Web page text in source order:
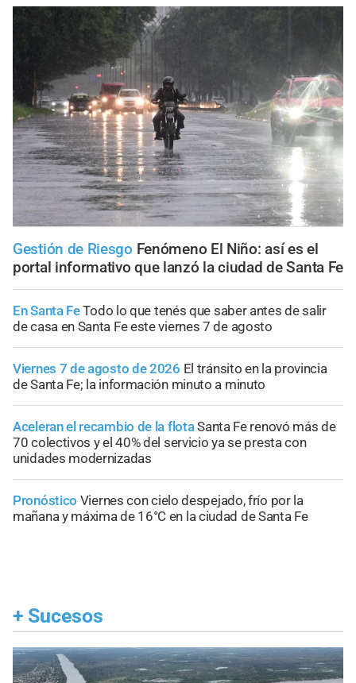
Gestión de Riesgo Fenómeno El Niño: así es el
portal informativo que lanzó la ciudad de Santa Fe
En Santa FeTodo lo que tenés que saber antes de salir
de casa en Santa Fe este viernes 7 de agosto
Viernes 7 de agosto de 2026 El tránsito en la provincia
de Santa Fe; la información minuto a minuto
Aceleran el recambio de la flotaSanta Fe renovó más de
70 colectivos y el 40% del servicio ya se presta con
unidades modernizadas
Pronóstico Viernes con cielo despejado, frío por la
mañana y máxima de 16°C en la ciudad de Santa Fe
+ Sucesos